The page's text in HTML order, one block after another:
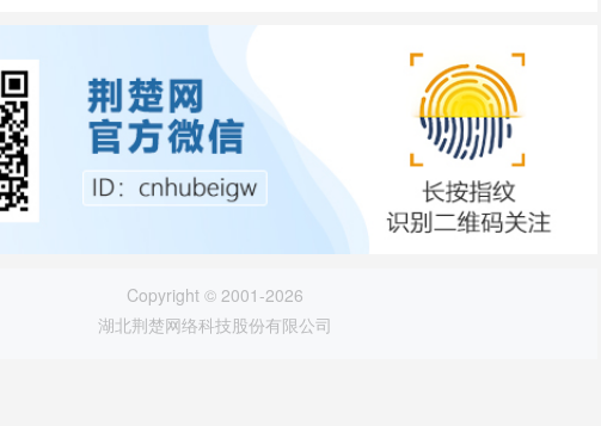
Copyright © 2001-2026
湖北荆楚网络科技股份有限公司